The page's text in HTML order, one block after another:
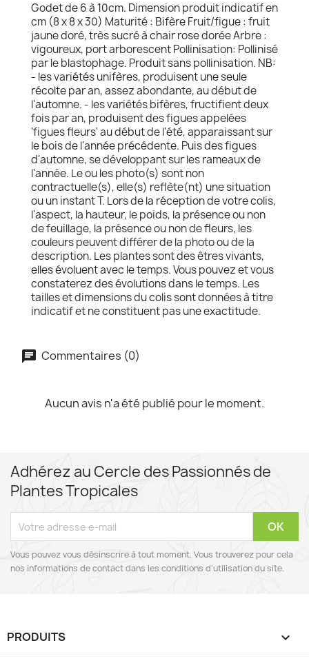
Godet de 6 à 10cm. Dimension produit indicatif en
cm (8 x 8 x 30) Maturité : Bifère Fruit/figue : fruit
jaune doré, très sucré à chair rose dorée Arbre :
vigoureux, port arborescent Pollinisation: Pollinisé
par le blastophage. Produit sans pollinisation. NB:
- les variétés unifères, produisent une seule
récolte par an, assez abondante, au début de
l'automne. - les variétés bifères, fructifient deux
fois par an, produisent des figues appelées
'figues fleurs' au début de l'été, apparaissant sur
le bois de l'année précédente. Puis des figues
d'automne, se développant sur les rameaux de
l'année. Le ou les photo(s) sont non
contractuelle(s), elle(s) reflète(nt) une situation
ou un instant T. Lors de la réception de votre colis,
l'aspect, la hauteur, le poids, la présence ou non
de feuillage, la présence ou non de fleurs, les
couleurs peuvent différer de la photo ou de la
description. Les plantes sont des êtres vivants,
elles évoluent avec le temps. Vous pouvez et vous
constaterez des évolutions dans le temps. Les
tailles et dimensions du colis sont données à titre
indicatif et ne constituent pas une exactitude.
Commentaires (0)
Aucun avis n'a été publié pour le moment.
Adhérez au Cercle des Passionnés de
Plantes Tropicales
Vous pouvez vous désinscrire à tout moment. Vous trouverez pour cela
nos informations de contact dans les conditions d'utilisation du site.
PRODUITS 